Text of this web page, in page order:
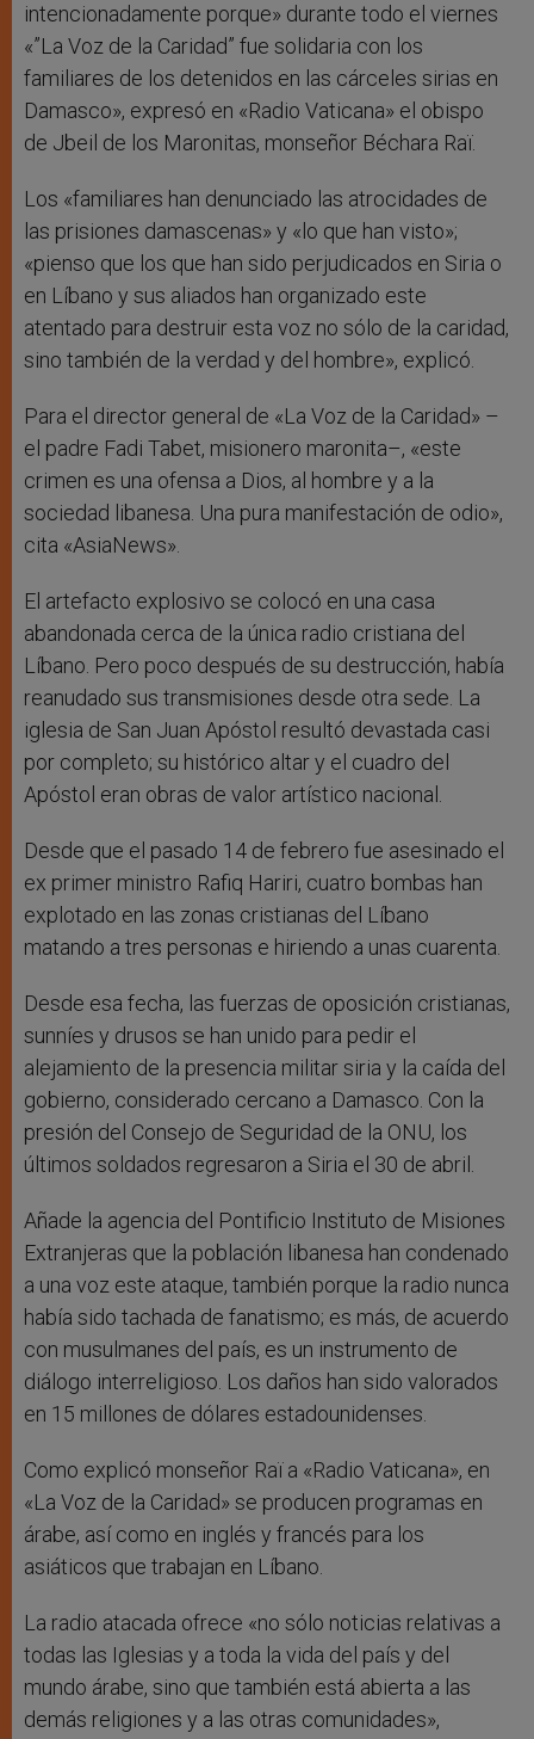
intencionadamente porque» durante todo el viernes
«”La Voz de la Caridad” fue solidaria con los
familiares de los detenidos en las cárceles sirias en
Damasco», expresó en «Radio Vaticana» el obispo
de Jbeil de los Maronitas, monseñor Béchara Raï.
Los «familiares han denunciado las atrocidades de
las prisiones damascenas» y «lo que han visto»;
«pienso que los que han sido perjudicados en Siria o
en Líbano y sus aliados han organizado este
atentado para destruir esta voz no sólo de la caridad,
sino también de la verdad y del hombre», explicó.
Para el director general de «La Voz de la Caridad» –
el padre Fadi Tabet, misionero maronita–, «este
crimen es una ofensa a Dios, al hombre y a la
sociedad libanesa. Una pura manifestación de odio»,
cita «AsiaNews».
El artefacto explosivo se colocó en una casa
abandonada cerca de la única radio cristiana del
Líbano. Pero poco después de su destrucción, había
reanudado sus transmisiones desde otra sede. La
iglesia de San Juan Apóstol resultó devastada casi
por completo; su histórico altar y el cuadro del
Apóstol eran obras de valor artístico nacional.
Desde que el pasado 14 de febrero fue asesinado el
ex primer ministro Rafiq Hariri, cuatro bombas han
explotado en las zonas cristianas del Líbano
matando a tres personas e hiriendo a unas cuarenta.
Desde esa fecha, las fuerzas de oposición cristianas,
sunníes y drusos se han unido para pedir el
alejamiento de la presencia militar siria y la caída del
gobierno, considerado cercano a Damasco. Con la
presión del Consejo de Seguridad de la ONU, los
últimos soldados regresaron a Siria el 30 de abril.
Añade la agencia del Pontificio Instituto de Misiones
Extranjeras que la población libanesa han condenado
a una voz este ataque, también porque la radio nunca
había sido tachada de fanatismo; es más, de acuerdo
con musulmanes del país, es un instrumento de
diálogo interreligioso. Los daños han sido valorados
en 15 millones de dólares estadounidenses.
Como explicó monseñor Raï a «Radio Vaticana», en
«La Voz de la Caridad» se producen programas en
árabe, así como en inglés y francés para los
asiáticos que trabajan en Líbano.
La radio atacada ofrece «no sólo noticias relativas a
todas las Iglesias y a toda la vida del país y del
mundo árabe, sino que también está abierta a las
demás religiones y a las otras comunidades»,